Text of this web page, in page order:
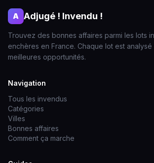
A Adjugé ! Invendu !
Trouvez des bonnes affaires parmi les lots
enchères en France. Chaque lot est
meilleures opportunités.
Navigation
Tous les invendus
Catégories
Villes
Bonnes affaires
Comment ça marche